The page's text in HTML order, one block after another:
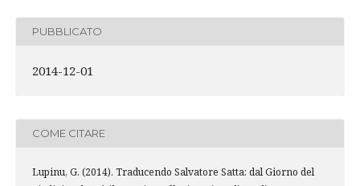
PUBBLICATO
2014-12-01
COME CITARE
Lupinu, G. (2014). Traducendo Salvatore Satta: dal Giorno del